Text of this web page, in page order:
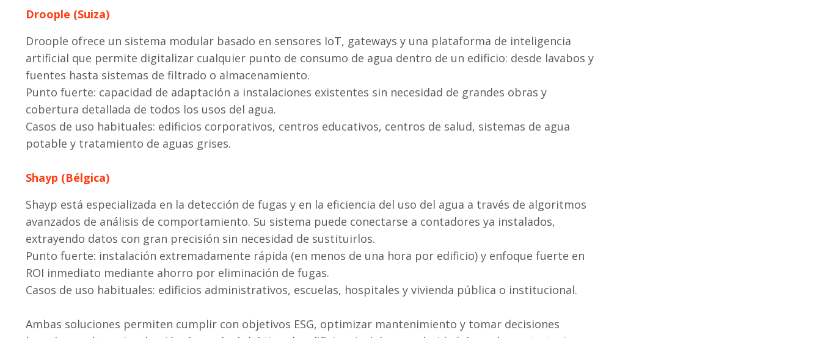
Droople (Suiza)
Droople ofrece un sistema modular basado en sensores IoT, gateways y una plataforma de inteligencia
artificial que permite digitalizar cualquier punto de consumo de agua dentro de un edificio: desde lavabos y
fuentes hasta sistemas de filtrado o almacenamiento.
Punto fuerte: capacidad de adaptación a instalaciones existentes sin necesidad de grandes obras y
cobertura detallada de todos los usos del agua.
Casos de uso habituales: edificios corporativos, centros educativos, centros de salud, sistemas de agua
potable y tratamiento de aguas grises.
Shayp (Bélgica)
Shayp está especializada en la detección de fugas y en la eficiencia del uso del agua a través de algoritmos
avanzados de análisis de comportamiento. Su sistema puede conectarse a contadores ya instalados,
extrayendo datos con gran precisión sin necesidad de sustituirlos.
Punto fuerte: instalación extremadamente rápida (en menos de una hora por edificio) y enfoque fuerte en
ROI inmediato mediante ahorro por eliminación de fugas.
Casos de uso habituales: edificios administrativos, escuelas, hospitales y vivienda pública o institucional.
Ambas soluciones permiten cumplir con objetivos ESG, optimizar mantenimiento y tomar decisiones